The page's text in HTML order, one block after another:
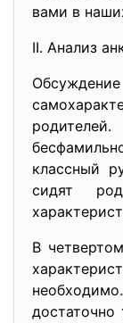
вами в
II. Анализ
классный
сидят
В
достаточно